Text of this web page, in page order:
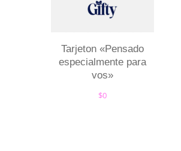
Tarjeton «Pensado
especialmente para
vos»
$0